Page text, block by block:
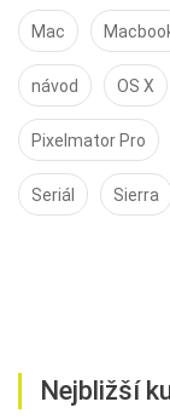
Mac
návod OS X
Pixelmator Pro
Seriál Sierra
Nejbližší